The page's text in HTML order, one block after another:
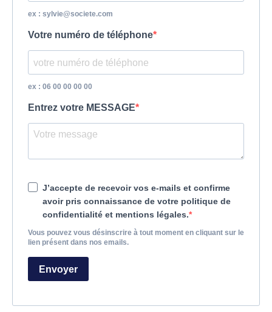
ex : sylvie@societe.com
Votre numéro de téléphone
ex : 06 00 00 00 00
Entrez votre MESSAGE
J’accepte de recevoir vos e-mails et confirme
avoir pris connaissance de votre politique de
confidentialité et mentions légales.
Vous pouvez vous désinscrire à tout moment en cliquant sur le
lien présent dans nos emails.
Envoyer